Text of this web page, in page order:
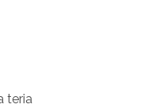
teria